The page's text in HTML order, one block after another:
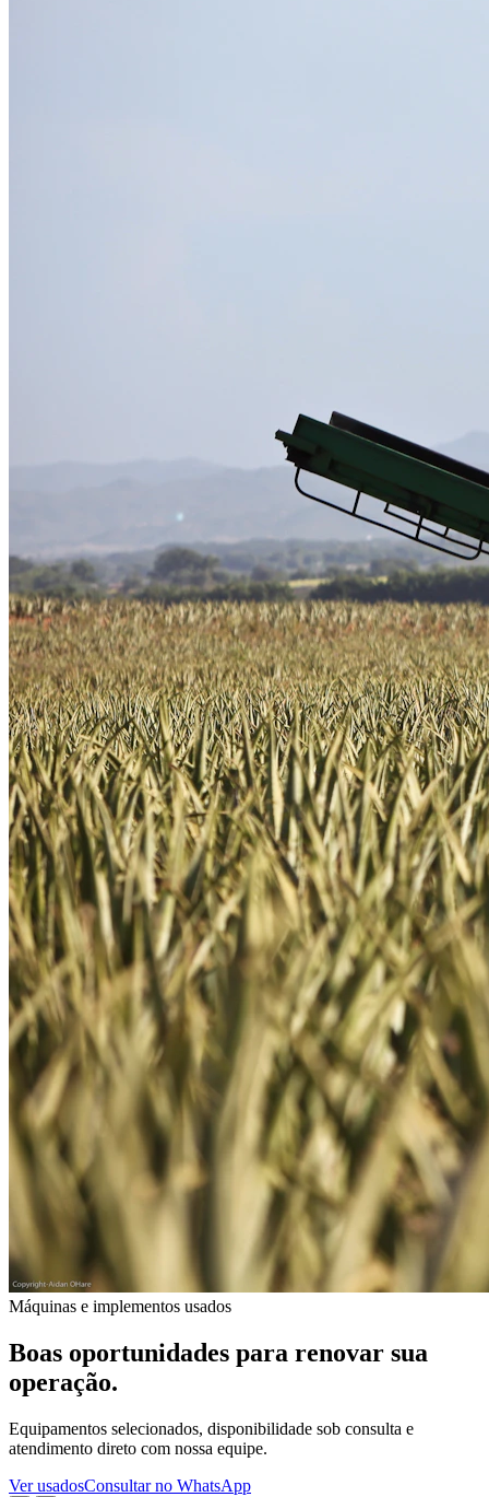
Máquinas e implementos usados
Boas oportunidades para renovar sua
operação.
Equipamentos selecionados, disponibilidade sob consulta e
atendimento direto com nossa equipe.
Ver usadosConsultar no WhatsApp